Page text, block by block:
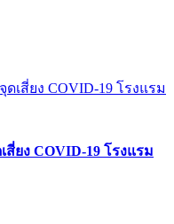
ยง COVID-19 โรงแรม